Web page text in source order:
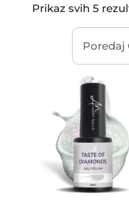
Prikaz svih 5